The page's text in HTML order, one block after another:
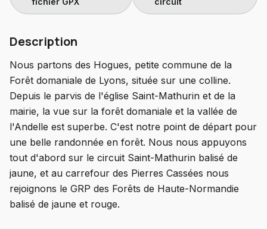
Description
Nous partons des Hogues, petite commune de la
Forêt domaniale de Lyons, située sur une colline.
Depuis le parvis de l'église Saint-Mathurin et de la
mairie, la vue sur la forêt domaniale et la vallée de
l'Andelle est superbe. C'est notre point de départ pour
une belle randonnée en forêt. Nous nous appuyons
tout d'abord sur le circuit Saint-Mathurin balisé de
jaune, et au carrefour des Pierres Cassées nous
rejoignons le GRP des Forêts de Haute-Normandie
balisé de jaune et rouge.